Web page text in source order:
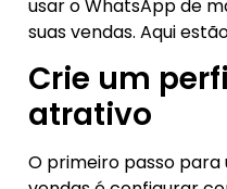
usar o WhatsApp de
suas vendas. Aqui
Crie um
atrativo
O primeiro passo